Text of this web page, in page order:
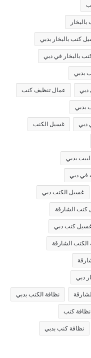
كنب بالبخار بدبي
بالبخار في دبي
بدبي
عمال تنظيف كنب
بدبي
دبي غسيل الكنب
بدبي
في دبي
غسيل الكنب دبي
كنب الشارقة
كنب دبي
الكنب الشارقة
دبي
نظافة الكنب بدبي
نظافة كنب
نظافة كنب بدبي